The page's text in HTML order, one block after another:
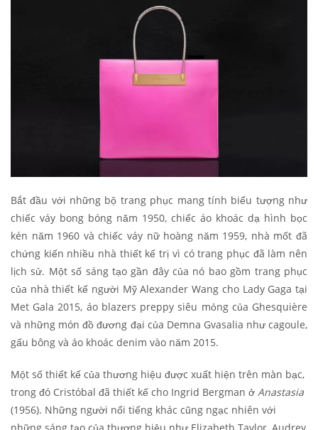
Bắt đầu với những bộ trang phục mang tính biểu tượng như
chiếc váy bong bóng năm 1950, chiếc áo khoác dạ hình bọc
kén năm 1960 và chiếc váy nữ hoàng năm 1959, nhà mốt đã
chứng kiến ​​nhiều nhà thiết kế trị vì có trang phục đã làm nên
lịch sử. Một số sáng tạo gần đây của nó bao gồm trang phục
của nhà thiết kế người Mỹ Alexander Wang cho Lady Gaga tại
Met Gala 2015, áo blazers preppy siêu mỏng của Ghesquière
và những món đồ đương đại của Demna Gvasalia như cagoule,
gấu bông và áo khoác denim vào năm 2015.
Một số thiết kế của thương hiệu được xuất hiện trên màn bạc,
trong đó Cristóbal đã thiết kế cho Ingrid Bergman ở Anastasia
(1956). Những người nổi tiếng khác cũng ngạc nhiên với